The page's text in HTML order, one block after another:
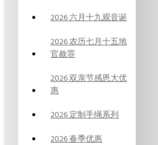
2026 六月十九观音诞
2026 农历七月十五地
官赦罪
2026 双亲节感恩大优
惠
2026 定制手绳系列
2026 春季优惠